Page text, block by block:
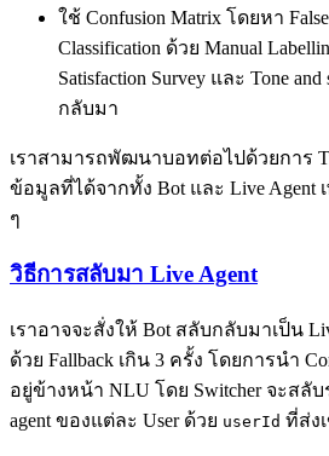
ใช้ Confusion Matrix โดยหา
Classification ด้วย Manual
Satisfaction Survey และ Tone
กลับมา
เราสามารถพัฒนาบอทต่อไปด้วยการ
ข้อมูลที่ได้จากทั้ง Bot และ Live Agent
ๆ
วิธีการสลับมา Live Agent
เราอาจจะสั่งให้ Bot สลับกลับมาเป็น
ด้วย Fallback เกิน 3 ครั้ง โดยการนำ
อยู่ข้างหน้า NLU โดย Switcher จะสลั
agent ของแต่ละ User ด้วย userId ที่ส่ง